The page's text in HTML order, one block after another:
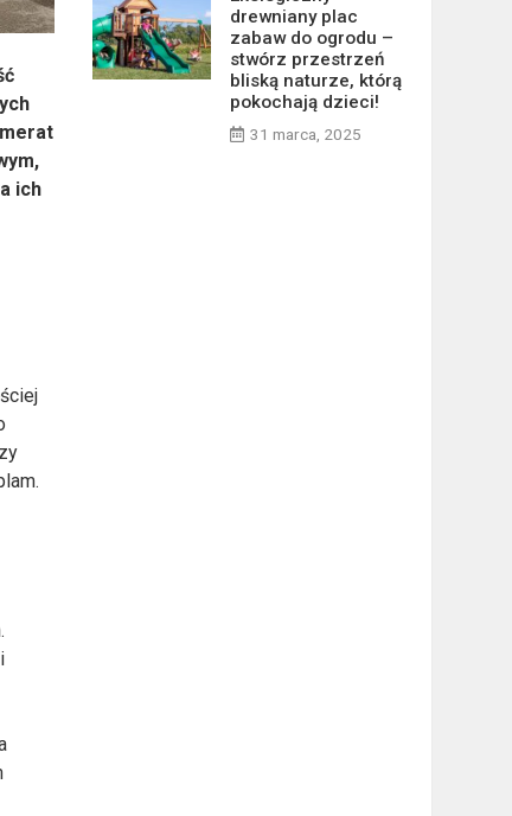
ich
drewniany plac
zabaw do ogrodu –
stwórz przestrzeń
bliską naturze, którą
pokochają dzieci!
31 marca, 2025